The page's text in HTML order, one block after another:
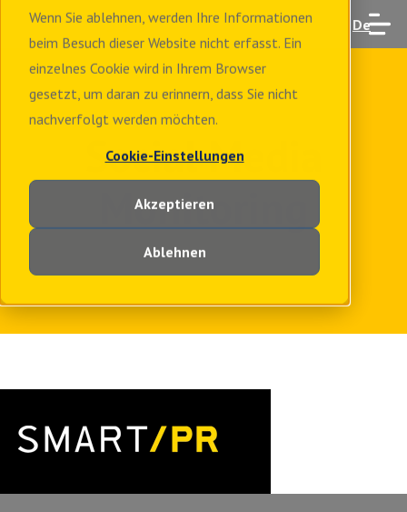
Wenn Sie ablehnen, werden Ihre Informationen
beim Besuch dieser Website nicht erfasst. Ein
einzelnes Cookie wird in Ihrem Browser
gesetzt, um daran zu erinnern, dass Sie nicht
nachverfolgt werden möchten.
Cookie-Einstellungen
Akzeptieren
Ablehnen
De
Social Media
Monitoring